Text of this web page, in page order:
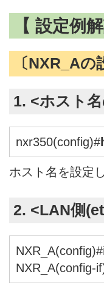
【 設定例解
〔NXR_Aの
1. <ホスト
nxr350(config)#
ホスト名を設定
2. <LAN側
NXR_A(config)#
NXR_A(config-